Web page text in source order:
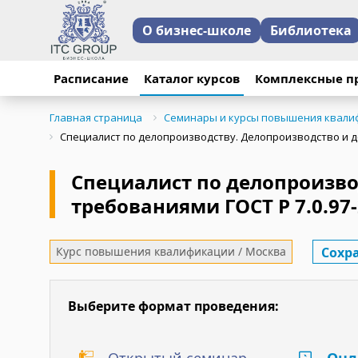
О бизнес-школе Библиотека
Расписание Каталог курсов Комплексные
Главная страница
Семинары и курсы повышения
Специалист по делопроизводству. Делопроизводство и
Специалист по
требованиями ГОСТ Р
Курс повышения квалификации / Москва
Выберите формат проведения:
11 ноября 2025
Делопроизводство
2016"
В семинаре
Отзыв участника:
"Высокий уровень
сотрудников школы".
18 февраля 2025
Делопроизводство и
комплексных
для промышленных
" Прекрасный
навыками,просто
внедрению архива и
13 июня 2024 года
В семинаре принял
"Очень понравился
применять в работе."